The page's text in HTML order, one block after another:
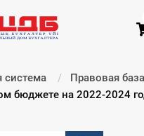
Правовая база
бюджете на 2022-2024